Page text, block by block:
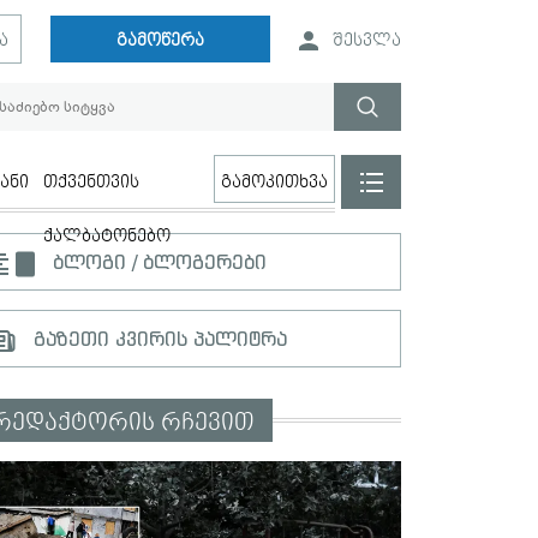
გამოწერა შესვლა
თქვენთვის
ქალბატონებო
გამოკითხვა
ბლოგი / ბლოგერები
გაზეთი კვირის პალიტრა
რჩევით